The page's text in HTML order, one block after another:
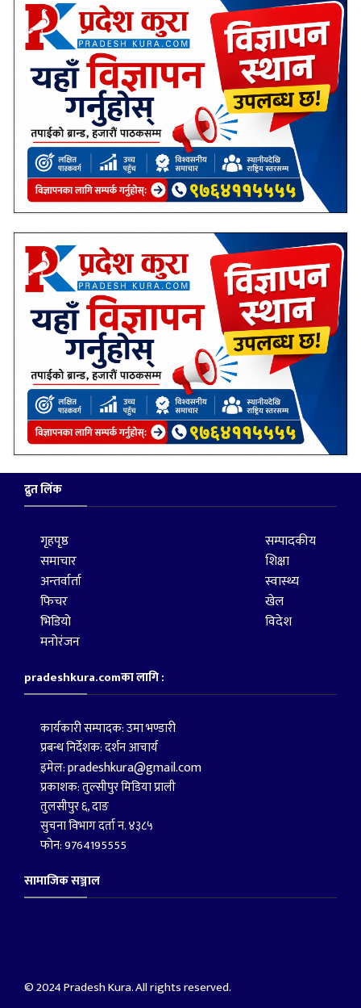
द्रुत लिंक
गृहपृष्ठ
समाचार
अन्तर्वार्ता
फिचर
भिडियो
मनोरंजन
सम्पादकीय
शिक्षा
स्वास्थ्य
खेल
विदेश
pradeshkura.comका लागि :
कार्यकारी सम्पादक: उमा भण्डारी
प्रबन्ध निर्देशक: दर्शन आचार्य
इमेल:pradeshkura@gmail.com
प्रकाशक: तुल्सीपुर मिडिया प्राली
तुलसीपुर ६, दाङ
सुचना विभाग दर्ता न. ४३८५
फोन: 9764195555
सामाजिक सञ्जाल
© 2024 Pradesh Kura. All rights reserved.